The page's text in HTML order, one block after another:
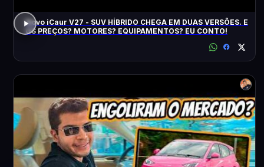
Novo iCaur V27 - SUV HÍBRIDO CHEGA EM DUAS VERSÕES. E
OS PREÇOS? MOTORES? EQUIPAMENTOS? EU CONTO!